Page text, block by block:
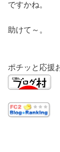
ですかね。
助けて～。
ポチッと応援